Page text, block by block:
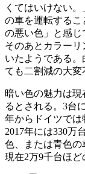
くてはいけない
の車を運転する
の悪い色」と感じ
そのあとカラー
いたようである
ても二割減の大変
暗い色の魅力は
るとされる。3台
年からドイツでは
2017年には330万
色、または青色の
現在2万9千台ほど